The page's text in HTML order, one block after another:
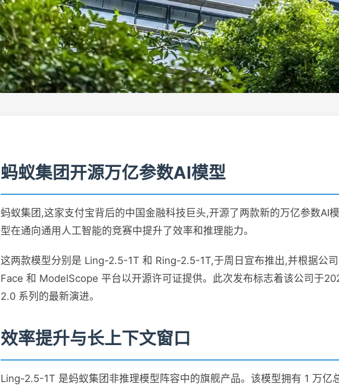
蚂蚁集团开源万亿参数AI模型
蚂蚁集团,这家支付宝背后的中国金融科技巨头,开源了两款新的万亿参数AI
型在通向通用人工智能的竞赛中提升了效率和推理能力。
这两款模型分别是 Ling-2.5-1T 和 Ring-2.5-1T,于周日宣布推出,并根据公
Face 和 ModelScope 平台以开源许可证提供。此次发布标志着该公司于
2.0 系列的最新演进。
效率提升与长上下文窗口
Ling-2.5-1T 是蚂蚁集团非推理模型阵容中的旗舰产品。该模型拥有 1 万亿